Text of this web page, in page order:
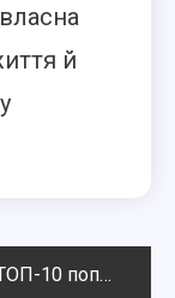
й
популярних джерел об\’єктивних новин України у 2025